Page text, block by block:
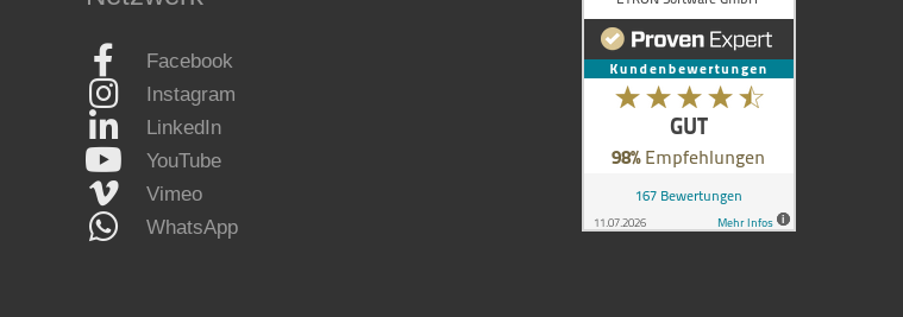
Facebook
Instagram
LinkedIn
YouTube
Vimeo
WhatsApp